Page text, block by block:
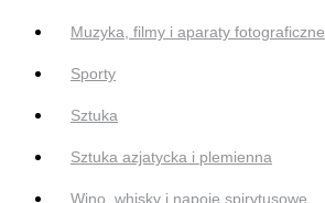
Muzyka, filmy i aparaty fotograficzne
Sporty
Sztuka
Sztuka azjatycka i plemienna
Wino, whisky i napoje spirytusowe